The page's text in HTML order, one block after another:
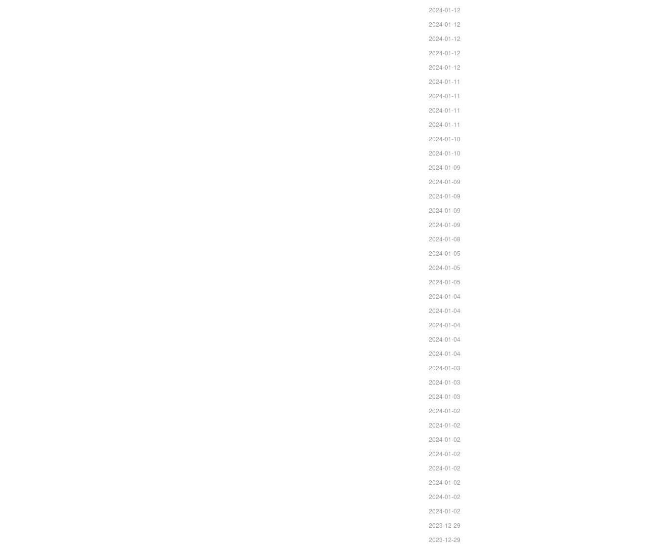
2024-01-12
2024-01-12
2024-01-12
2024-01-12
2024-01-12
2024-01-11
2024-01-11
2024-01-11
2024-01-11
2024-01-10
2024-01-10
2024-01-09
2024-01-09
2024-01-09
2024-01-09
2024-01-09
2024-01-08
2024-01-05
2024-01-05
2024-01-05
2024-01-04
2024-01-04
2024-01-04
2024-01-04
2024-01-04
2024-01-03
2024-01-03
2024-01-03
2024-01-02
2024-01-02
2024-01-02
2024-01-02
2024-01-02
2024-01-02
2024-01-02
2024-01-02
2023-12-29
2023-12-29